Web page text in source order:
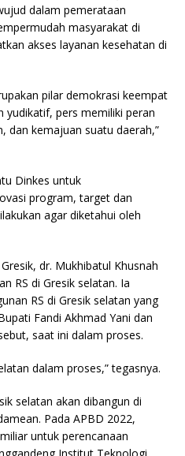
dalam pemerataan
masyarakat di
akses layanan kesehatan di
pilar demokrasi keempat
yudikatif, pers memiliki peran
dan kemajuan suatu daerah,”
Dinkes untuk
program, target dan
agar diketahui oleh
dr. Mukhibatul Khusnah
RS di Gresik selatan. Ia
RS di Gresik selatan yang
Fandi Akhmad Yani dan
saat ini dalam proses.
dalam proses,” tegasnya.
selatan akan dibangun di
Pada APBD 2022,
untuk perencanaan